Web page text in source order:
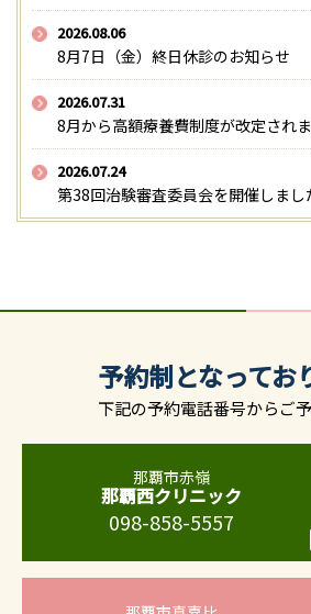
2026.08.06
8月7日（金）終日休診のお知らせ
2026.07.31
8月から高額療養費制度が改定され
2026.07.24
第38回治験審査委員会を開催しまし
予約制となってお
下記の予約電話番号からご予
那覇市赤嶺
那覇西クリニック
098-858-5557